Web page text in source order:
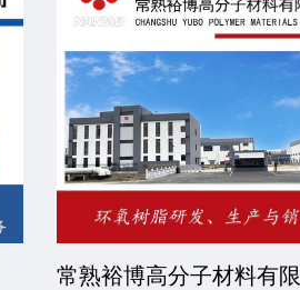
北京伊诺瓦科技有限公司